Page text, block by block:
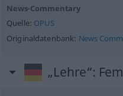
News-Commentary
Quelle: OPUS
Originaldatenbank: News
„Lehre“: